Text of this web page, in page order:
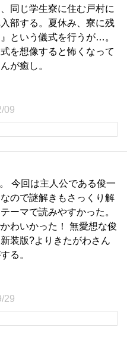
同じ学生寮に住む戸村に
部する。夏休み、寮に残
という儀式を行うが…。
を想像すると怖くなって
が癒し。
09
今回は主人公である俊一
ので謎解きもさっくり解
ーマで読みやすかった。
わいかった！ 無愛想な俊
装版?よりきたがわさん
る。
29